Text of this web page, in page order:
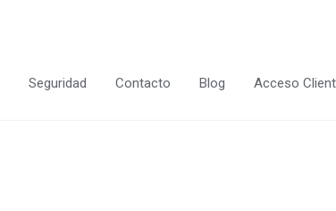
Seguridad Contacto Blog Acceso